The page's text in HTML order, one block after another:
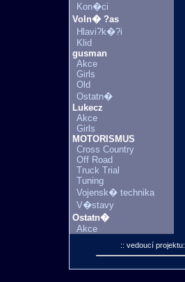
Kon�ci
Voln� ?as
Hlavi?k�?i
Klid
gusman
Akce
Girls
Old
Ostatn�
Lukecz
Akce
Girls
MOTORISMUS
Cross Country
Off Road
Truck Trial
Tuning
Vojensk� technika
V�stavy
Ostatn�
Akce
:: vedoucí projektu: